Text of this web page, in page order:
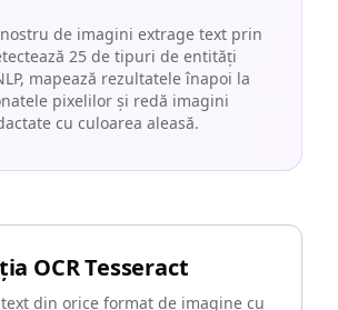
de imagini extrage text prin
25 de tipuri de entități
mapează rezultatele înapoi la
pixelilor și redă imagini
cu culoarea aleasă.
OCR Tesseract
din orice format de imagine cu